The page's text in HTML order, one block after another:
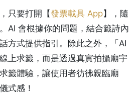
只要打開【發票載具 App】
，隨
AI 會根據你的問題，結合籤詩內
方式提供指引。除此之外，「AI
上求籤，而是透過真實拍攝廟宇
籤體驗，讓使用者彷彿親臨廟
式感！